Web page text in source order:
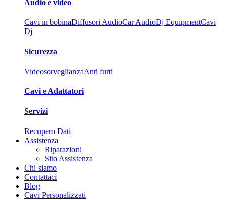
Audio e video
Cavi in bobinaDiffusori AudioCar AudioDj EquipmentCavi
Dj
Sicurezza
VideosorveglianzaAnti furti
Cavi e Adattatori
Servizi
Recupero Dati
Assistenza
Riparazioni
Sito Assistenza
Chi siamo
Contattaci
Blog
Cavi Personalizzati